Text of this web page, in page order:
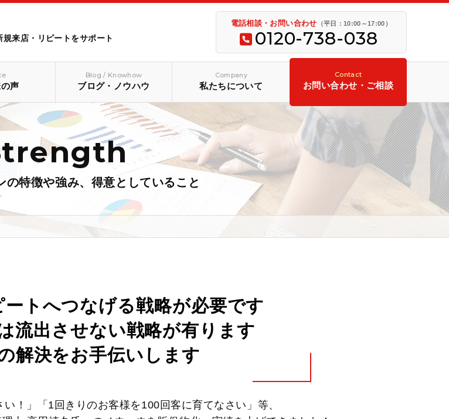
来店・リピートをサポート
電話相談・お問い合わせ （平日：10:00～17:00）
0120-738-038
声
Blog / Knowhow
ブログ・ノウハウ
Company
私たちについて
Contact
お問い合わせ・ご相談
の特徴や強み、得意としていること
トへつなげる戦略が必要です
流出させない戦略が有ります
解決をお手伝いします
！」「1回きりのお客様を100回客に育てなさい」等、